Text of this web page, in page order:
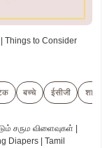
Things to Consider
बच्चे ईसीजी
சரும விளைவுகள் |
Diapers | Tamil